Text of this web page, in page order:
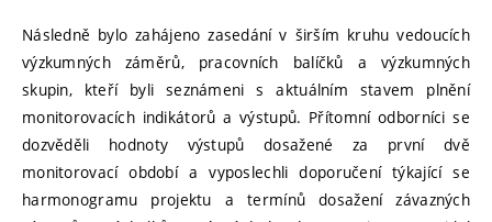
Následně bylo zahájeno zasedání v širším kruhu vedoucích
výzkumných záměrů, pracovních balíčků a výzkumných
skupin, kteří byli seznámeni s aktuálním stavem plnění
monitorovacích indikátorů a výstupů. Přítomní odborníci se
dozvěděli hodnoty výstupů dosažené za první dvě
monitorovací období a vyposlechli doporučení týkající se
harmonogramu projektu a termínů dosažení závazných